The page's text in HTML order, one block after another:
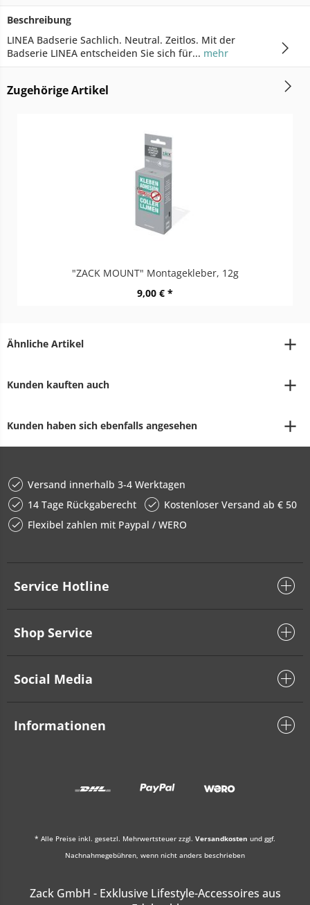
Beschreibung
LINEA Badserie Sachlich. Neutral. Zeitlos. Mit der
Badserie LINEA entscheiden Sie sich für... mehr
Zugehörige Artikel
"ZACK MOUNT" Montagekleber, 12g
9,00 € *
Ähnliche Artikel
Kunden kauften auch
Kunden haben sich ebenfalls angesehen
Versand innerhalb 3-4 Werktagen
14 Tage Rückgaberecht
Kostenloser Versand ab € 50
Flexibel zahlen mit Paypal / WERO
Service Hotline
Shop Service
Social Media
Informationen
* Alle Preise inkl. gesetzl. Mehrwertsteuer zzgl. Versandkosten und ggf.
Nachnahmegebühren, wenn nicht anders beschrieben
Zack GmbH - Exklusive Lifestyle-Accessoires aus